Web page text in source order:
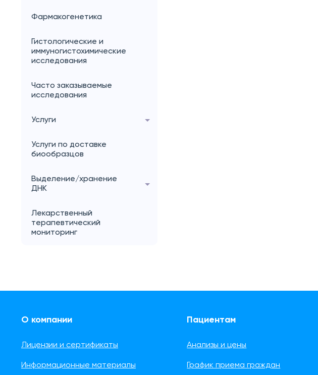
Фармакогенетика
Гистологические и
иммуногистохимические
исследования
Часто заказываемые
исследования
Услуги
Услуги по доставке
биообразцов
Выделение/хранение
ДНК
Лекарственный
терапевтический
мониторинг
О компании
Лицензии и сертификаты
Информационные материалы
Пациентам
Анализы и цены
График приема граждан